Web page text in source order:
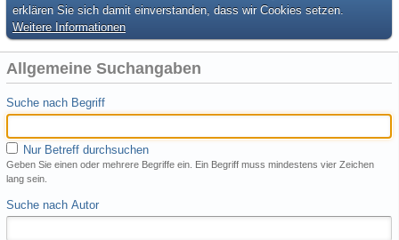
erklären Sie sich damit einverstanden, dass wir Cookies setzen.
Weitere Informationen
Allgemeine Suchangaben
Suche nach Begriff
Nur Betreff durchsuchen
Geben Sie einen oder mehrere Begriffe ein. Ein Begriff muss mindestens vier Zeichen
lang sein.
Suche nach Autor